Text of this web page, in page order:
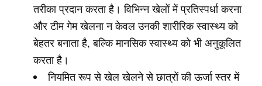
तरीका प्रदान करता है। विभिन्न खेलों में प्रतिस्पर्धा करना
और टीम गेम खेलना न केवल उनकी शारीरिक स्वास्थ्य को
बेहतर बनाता है, बल्कि मानसिक स्वास्थ्य को भी अनुकूलित
करता है।
नियमित रूप से खेल खेलने से छात्रों की ऊर्जा स्तर में